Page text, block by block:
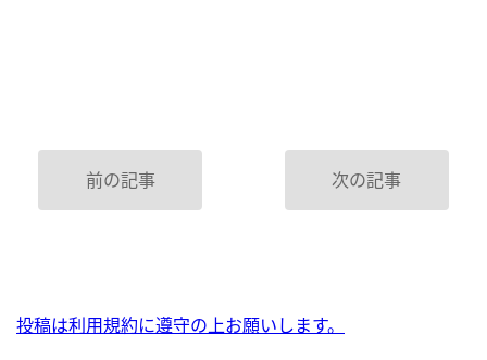
前の記事 次の記事
投稿は利用規約に遵守の上お願いします。